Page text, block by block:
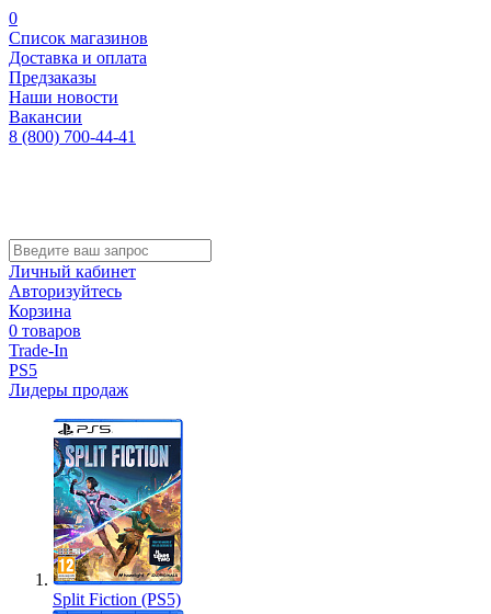
0
Список магазинов
Доставка и оплата
Предзаказы
Наши новости
Вакансии
8 (800) 700-44-41
Личный кабинет
Авторизуйтесь
Корзина
0 товаров
Trade-In
PS5
Лидеры продаж
Split Fiction (PS5)